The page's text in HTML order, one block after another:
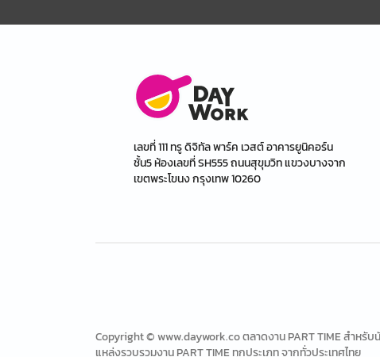
เลขที่ 111 ทรู ดิจิทัล พาร์ค เวสต์ อาคารยูนิคอร์น
ชั้น5 ห้องเลขที่ SH555 ถนนสุขุมวิท แขวงบางจาก
เขตพระโขนง กรุงเทพ 10260
Copyright © www.daywork.co ตลาดงาน PART TIME สำหรั
แหล่งรวบรวมงาน PART TIME ทุกประเภท จากทั่วประเทศไทย